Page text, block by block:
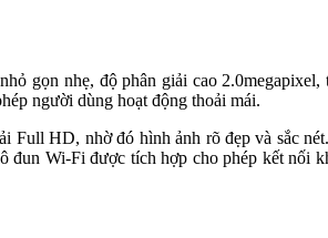
gọn nhẹ, độ phân giải cao
người dùng hoạt động thoải mái.
Full HD, nhờ đó hình ảnh rõ đẹp và sắc
Wi-Fi được tích hợp cho phép kết nối